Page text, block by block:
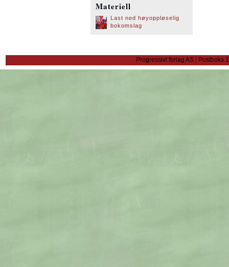
Materiell
Last ned høyoppløselig
bokomslag
Progressivt forlag AS | Postboks